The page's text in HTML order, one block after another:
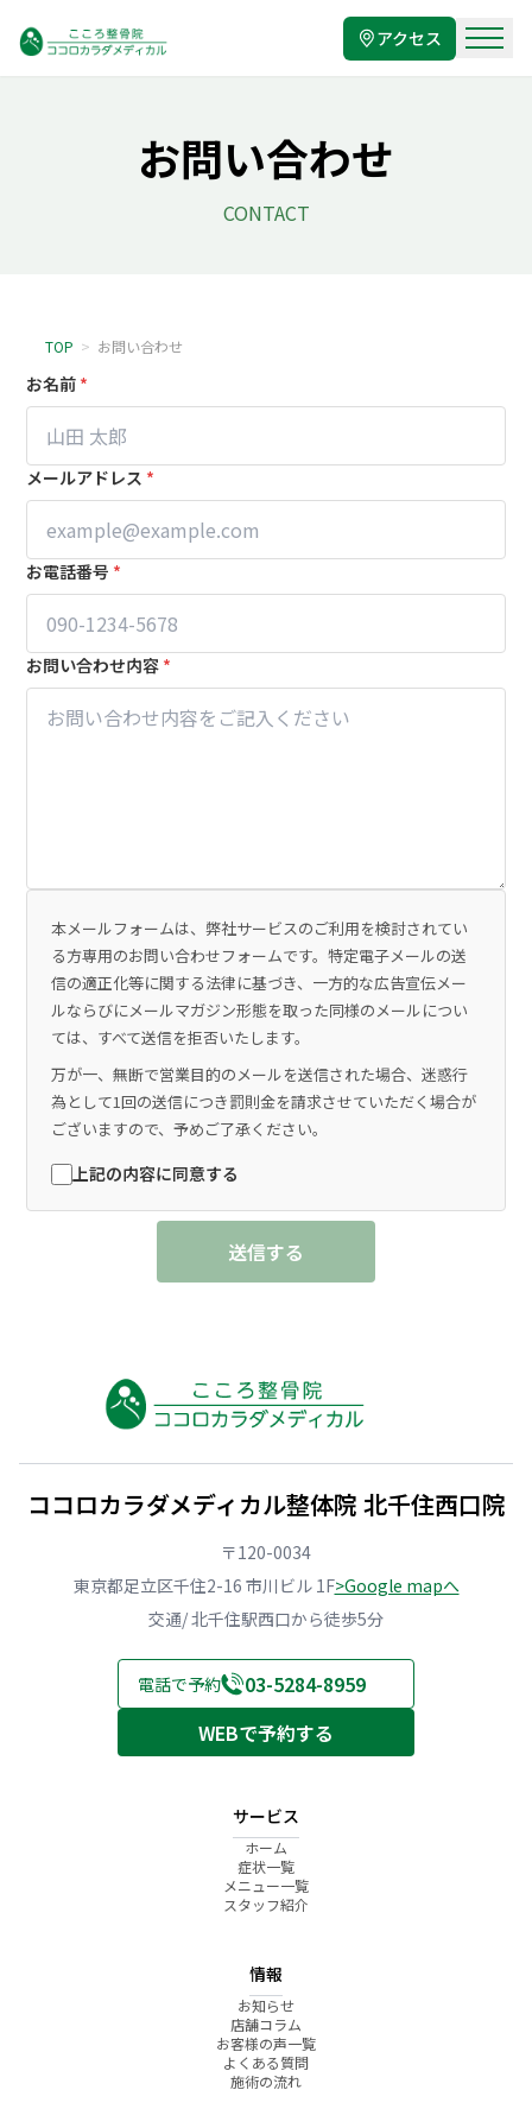
アクセス
お問い合わせ
CONTACT
TOP > お問い合わせ
お名前 *
メールアドレス *
お電話番号 *
お問い合わせ内容 *
本メールフォームは、弊社サービスのご利用を検討されてい
る方専用のお問い合わせフォームです。特定電子メールの送
信の適正化等に関する法律に基づき、一方的な広告宣伝メー
ルならびにメールマガジン形態を取った同様のメールについ
ては、すべて送信を拒否いたします。
万が一、無断で営業目的のメールを送信された場合、迷惑行
為として1回の送信につき罰則金を請求させていただく場合が
ございますので、予めご了承ください。
上記の内容に同意する
送信する
ココロカラダメディカル整体院 北千住西口院
〒120-0034
東京都足立区千住2-16 市川ビル 1F>Google mapへ
交通/ 北千住駅西口から徒歩5分
電話で予約
03-5284-8959
WEBで予約する
サービス
ホーム
症状一覧
メニュー一覧
スタッフ紹介
情報
お知らせ
店舗コラム
お客様の声一覧
よくある質問
施術の流れ